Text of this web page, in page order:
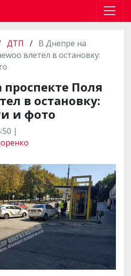
ДТП / В Днепре на
влетел в остановку:
Поля
в остановку:
и фото
|